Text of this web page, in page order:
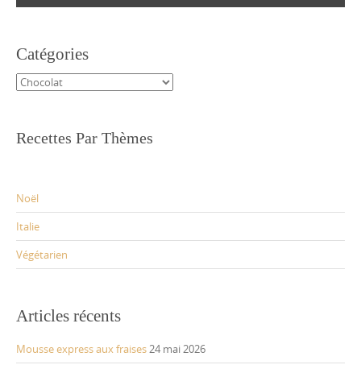
Catégories
Catégories
Recettes Par Thèmes
Noël
Italie
Végétarien
Articles récents
Mousse express aux fraises24 mai 2026